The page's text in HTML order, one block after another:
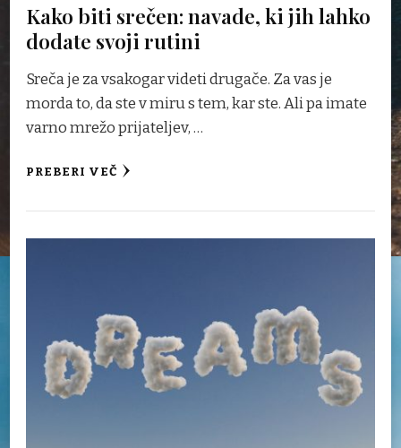
Kako biti srečen: navade, ki jih lahko
dodate svoji rutini
Sreča je za vsakogar videti drugače. Za vas je
morda to, da ste v miru s tem, kar ste. Ali pa imate
varno mrežo prijateljev, …
PREBERI VEČ